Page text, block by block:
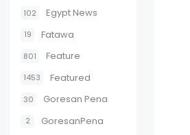
102 Egypt News
19 Fatawa
801 Feature
1453 Featured
30 Goresan Pena
2 GoresanPena